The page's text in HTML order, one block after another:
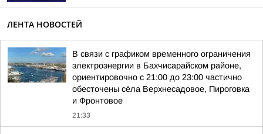
ЛЕНТА НОВОСТЕЙ
В связи с графиком временного ограничения
электроэнергии в Бахчисарайском районе,
ориентировочно с 21:00 до 23:00 частично
обесточены сёла Верхнесадовое, Пироговка
и Фронтовое
21:33